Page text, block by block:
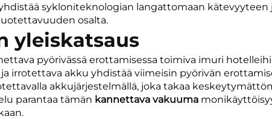
sykloniteknologian langattomaan kätevyyteen
osalta.
yleiskatsaus
pyörivässä erottamisessa toimiva imuri
irrotettava akku yhdistää viimeisin pyörivän
akkujärjestelmällä, joka takaa
parantaa tämän kannettava vakuuma